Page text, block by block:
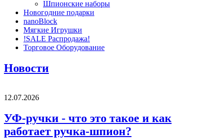
Шпионские наборы
Новогодние подарки
nanoBlock
Мягкие Игрушки
!SALE Распродажа!
Торговое Оборудование
Новости
12.07.2026
УФ-ручки - что это такое и как
работает ручка-шпион?